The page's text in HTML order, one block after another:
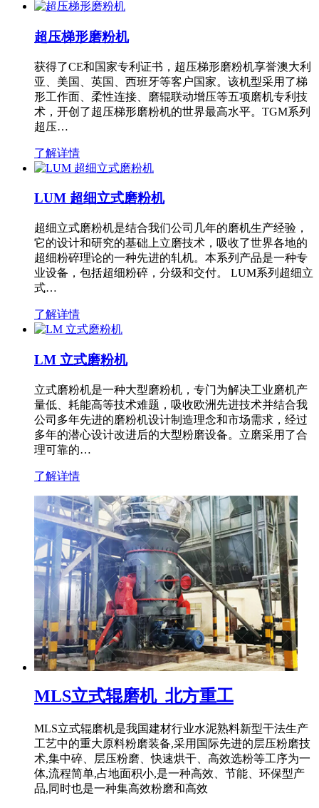
超压梯形磨粉机
获得了CE和国家专利证书，超压梯形磨粉机享誉澳大利
亚、美国、英国、西班牙等客户国家。该机型采用了梯
形工作面、柔性连接、磨辊联动增压等五项磨机专利技
术，开创了超压梯形磨粉机的世界最高水平。TGM系列
超压…
了解详情
LUM 超细立式磨粉机
超细立式磨粉机是结合我们公司几年的磨机生产经验，
它的设计和研究的基础上立磨技术，吸收了世界各地的
超细粉碎理论的一种先进的轧机。本系列产品是一种专
业设备，包括超细粉碎，分级和交付。 LUM系列超细立
式…
了解详情
LM 立式磨粉机
立式磨粉机是一种大型磨粉机，专门为解决工业磨机产
量低、耗能高等技术难题，吸收欧洲先进技术并结合我
公司多年先进的磨粉机设计制造理念和市场需求，经过
多年的潜心设计改进后的大型粉磨设备。立磨采用了合
理可靠的…
了解详情
MLS立式辊磨机_北方重工
MLS立式辊磨机是我国建材行业水泥熟料新型干法生产
工艺中的重大原料粉磨装备,采用国际先进的层压粉磨技
术,集中碎、层压粉磨、快速烘干、高效选粉等工序为一
体,流程简单,占地面积小,是一种高效、节能、环保型产
品,同时也是一种集高效粉磨和高效